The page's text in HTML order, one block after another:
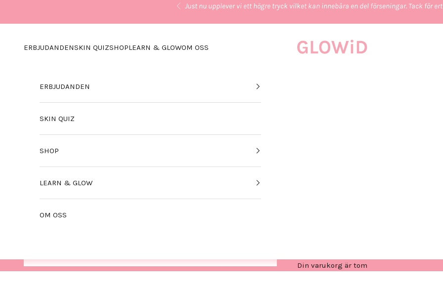
Föregående
Just nu upplever vi ett högre tryck vilket kan innebära en del förseningar. Tack för
GLOWiD
ERBJUDANDENSKIN QUIZSHOPLEARN & GLOWOM OSS
ERBJUDANDEN
SKIN QUIZ
SHOP
LEARN & GLOW
OM OSS
Din varukorg är tom